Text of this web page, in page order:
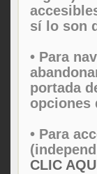
sí lo son
• Para
portada
opciones
• Para
CLIC